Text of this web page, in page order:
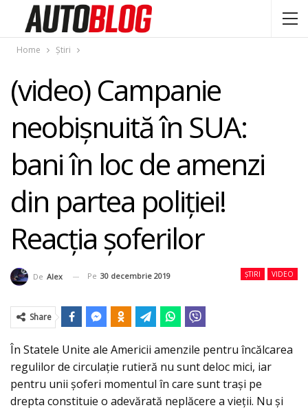
Home Știri
(video) Campanie
neobişnuită în SUA:
bani în loc de amenzi
din partea poliţiei!
Reacţia şoferilor
ȘTIRI VIDEO
De Alex Pe 30 decembrie 2019
Share
În Statele Unite ale Americii amenzile pentru încălcarea
regulilor de circulaţie rutieră nu sunt deloc mici, iar
pentru unii şoferi momentul în care sunt traşi pe
drepta constituie o adevărată neplăcere a vieţii. Nu şi